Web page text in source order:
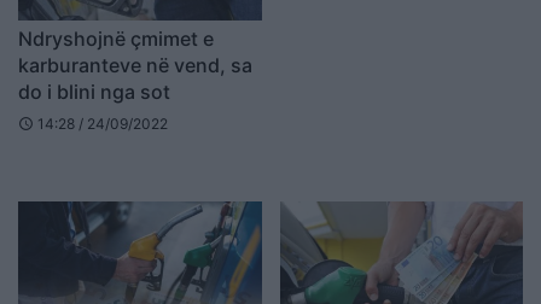
Ndryshojnë çmimet e
karburanteve në vend, sa
do i blini nga sot
schedule 14:28 / 24/09/2022